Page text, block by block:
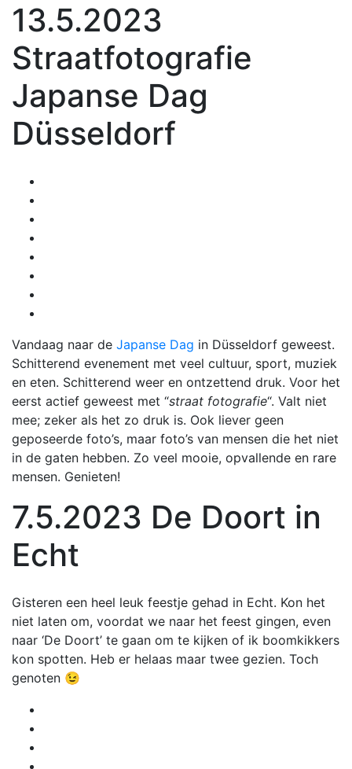
13.5.2023
Straatfotografie
Japanse Dag
Düsseldorf
Vandaag naar de Japanse Dag in Düsseldorf geweest.
Schitterend evenement met veel cultuur, sport, muziek
en eten. Schitterend weer en ontzettend druk. Voor het
eerst actief geweest met “straat fotografie“. Valt niet
mee; zeker als het zo druk is. Ook liever geen
geposeerde foto’s, maar foto’s van mensen die het niet
in de gaten hebben. Zo veel mooie, opvallende en rare
mensen. Genieten!
7.5.2023 De Doort in
Echt
Gisteren een heel leuk feestje gehad in Echt. Kon het
niet laten om, voordat we naar het feest gingen, even
naar ‘De Doort’ te gaan om te kijken of ik boomkikkers
kon spotten. Heb er helaas maar twee gezien. Toch
genoten 😉